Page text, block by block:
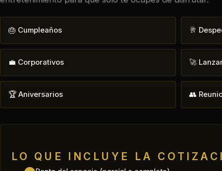
🎂 Cumpleaños 🥂
💼 Corporativos 🚀
🏆 Aniversarios 👥
LO QUE INCLUYE LA